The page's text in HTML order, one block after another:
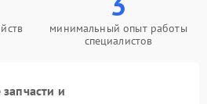
минимальный опыт работы
специалистов
и